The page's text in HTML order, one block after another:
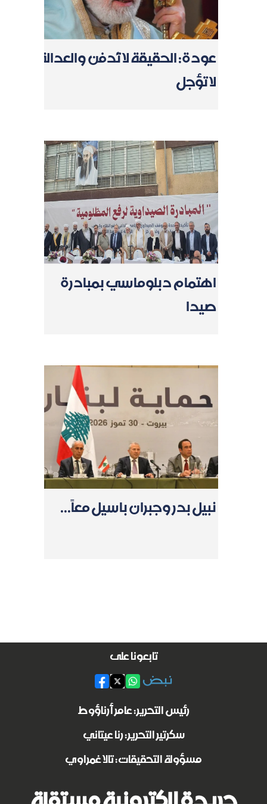
عودة: الحقيقة لا تُدفن والعدالة
لا تؤجل
اهتمام دبلوماسي بمبادرة
صيدا
نبيل بدر وجبران باسيل معاً...
تابعونا على
رئيس التحرير: عامر أرناؤوط
سكرتير التحرير: رنا عيتاني
مسؤولة التحقيقات: تالا غمراوي